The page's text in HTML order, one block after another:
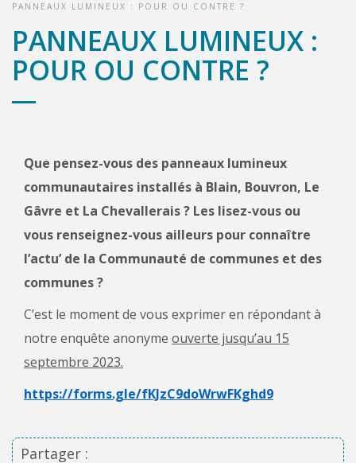
PANNEAUX LUMINEUX : POUR OU CONTRE ?
PANNEAUX LUMINEUX :
POUR OU CONTRE ?
Que pensez-vous des panneaux lumineux
communautaires installés à Blain, Bouvron, Le
Gâvre et La Chevallerais ? Les lisez-vous ou
vous renseignez-vous ailleurs pour connaître
l’actu’ de la Communauté de communes et des
communes ?
C’est le moment de vous exprimer en répondant à
notre enquête anonyme ouverte jusqu’au 15
septembre 2023.
https://forms.gle/fKJzC9doWrwFKghd9
Partager :